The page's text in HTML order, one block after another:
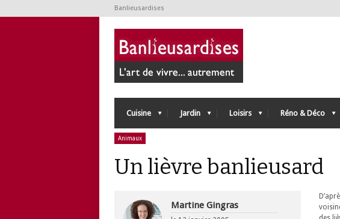
Banlieusardises
Cuisine Jardin Loisirs Réno & Déco
Animaux
Un lièvre banlieusard
Martine Gingras